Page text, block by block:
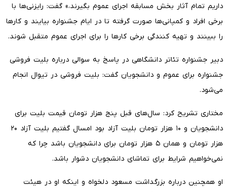
داریم تمام آثار بخش مسابقه اجرای عموم بگیرند،» گفت: رایزنی‌ها با
برخی افراد و کمپانی‌ها صورت گرفته تا در ایام جشنواره بیایند و کارها
را ببینند و تهیه کنندگی برخی کارها را برای اجرای عموم متقبل شوند.
دبیر جشنواره تئاتر دانشگاهی در پاسخ به سوالی درباره بلیت فروشی
جشنواره برای عموم و دانشجویان گفت: بلیت فروشی در تیوال انجام
می‌شود.
مختاری تشریح کرد: سال‌های قبل پنج هزار تومان قیمت بلیت برای
دانشجویان و ۱۰ هزار تومان بلیت آزاد بود امسال گفتیم بلیت آزاد ۲۰
هزار تومان و همان ۵ هزار تومان برای دانشجویان باشد چرا که
نمی‌خواهیم شرایط برای تماشای دانشجویان دشوار باشد.
او همچنین درباره بزرگداشت مسعود دلخواه و اینکه او در هیئت